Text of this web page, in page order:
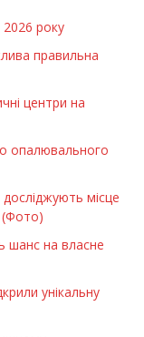
року
правильна
центри на
опалювального
місце
(Фото)
шанс на власне
унікальну